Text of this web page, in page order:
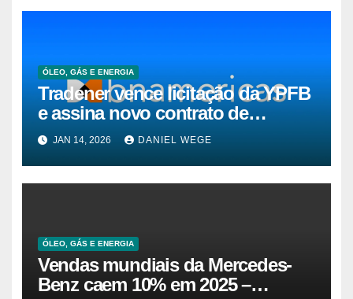
ÓLEO, GÁS E ENERGIA
Tradener vence licitação da YPFB
e assina novo contrato de
suprimento de gás natural para o
Brasil
JAN 14, 2026 DANIEL WEGE
ÓLEO, GÁS E ENERGIA
Vendas mundiais da Mercedes-
Benz caem 10% em 2025 –